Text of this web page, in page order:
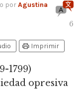
porAgustina
6
print Imprimir
1799)
opresiva